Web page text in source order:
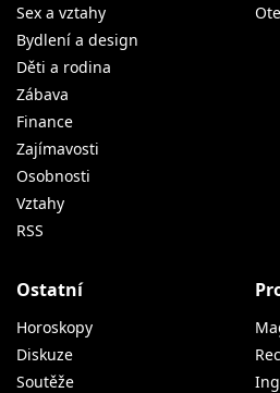
Sex a vztahy
Bydlení a design
Děti a rodina
Zábava
Finance
Zajímavosti
Osobnosti
Vztahy
RSS
Ostatní
Horoskopy
Diskuze
Soutěže